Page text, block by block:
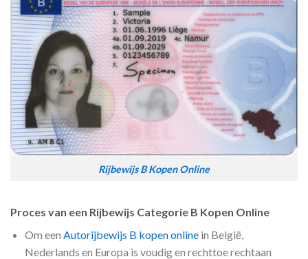
Rijbewijs B Kopen Online
Proces van een Rijbewijs Categorie B Kopen Online
Om een Autorijbewijs B kopen onlinein België,
Nederlands en Europa is voudig en rechttoe rechtaan